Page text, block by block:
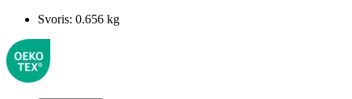
Svoris: 0.656 kg